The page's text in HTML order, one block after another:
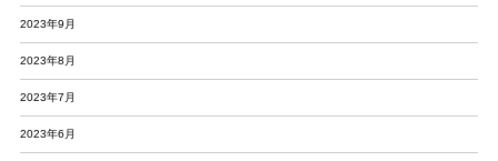
2023年9月
2023年8月
2023年7月
2023年6月